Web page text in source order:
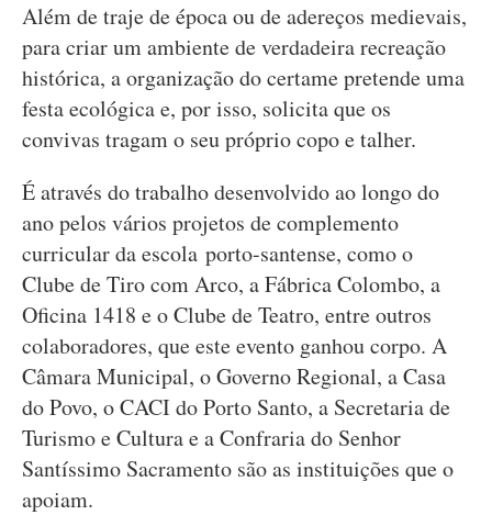
Além de traje de época ou de adereços medievais,
para criar um ambiente de verdadeira recreação
histórica, a organização do certame pretende uma
festa ecológica e, por isso, solicita que os
convivas tragam o seu próprio copo e talher.
É através do trabalho desenvolvido ao longo do
ano pelos vários projetos de complemento
curricular da escola porto-santense, como o
Clube de Tiro com Arco, a Fábrica Colombo, a
Oficina 1418 e o Clube de Teatro, entre outros
colaboradores, que este evento ganhou corpo. A
Câmara Municipal, o Governo Regional, a Casa
do Povo, o CACI do Porto Santo, a Secretaria de
Turismo e Cultura e a Confraria do Senhor
Santíssimo Sacramento são as instituições que o
apoiam.